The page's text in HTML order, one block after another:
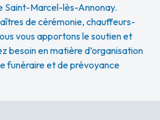
Saint-Marcel-lès-Annonay.
de cérémonie, chauffeurs-
vous apportons le soutien et
besoin en matière d’organisation
funéraire et de prévoyance